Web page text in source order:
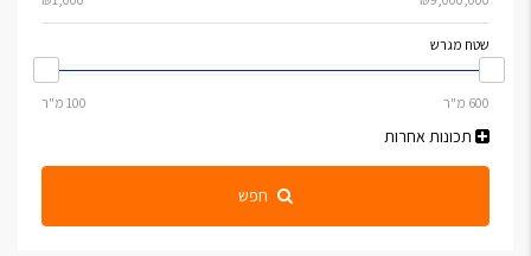
שטח מגרש
תכונות אחרות
חפש